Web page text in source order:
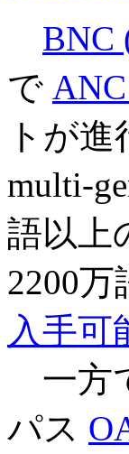
BNC
で
トが
multi-
語以上
2200
入手可
一方
パス